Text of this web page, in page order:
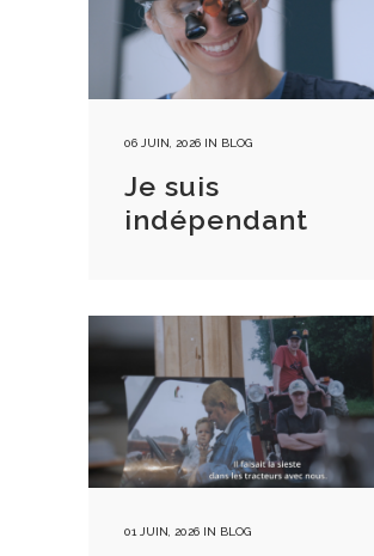
06 JUIN, 2026 IN BLOG
Je suis
indépendant
01 JUIN, 2026 IN BLOG